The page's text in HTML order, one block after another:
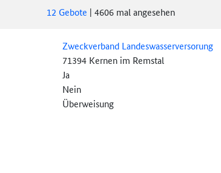
12 Gebote | 4606 mal angesehen
Zweckverband Landeswasserversorung
71394 Kernen im Remstal
Ja
Nein
Überweisung